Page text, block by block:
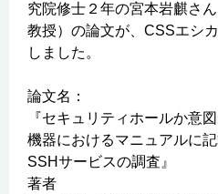
究院修士２年の宮本岩麒さ
教授）の論文が、CSSエシ
しました。
論文名：
『セキュリティホールか意
機器におけるマニュアルに
SSHサービスの調査』
著者